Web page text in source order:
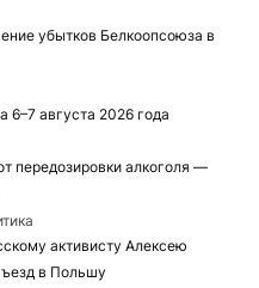
убытков Белкоопсоюза в
6–7 августа 2026 года
передозировки алкоголя —
активисту Алексею
в Польшу